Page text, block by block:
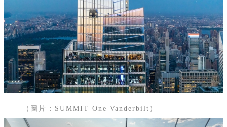
（圖片：SUMMIT One Vanderbilt）